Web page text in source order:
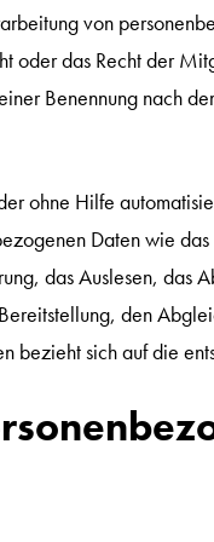
von
oder das Recht der
Benennung nach
ohne Hilfe
Daten wie
das Auslesen, das
den
bezieht sich auf die